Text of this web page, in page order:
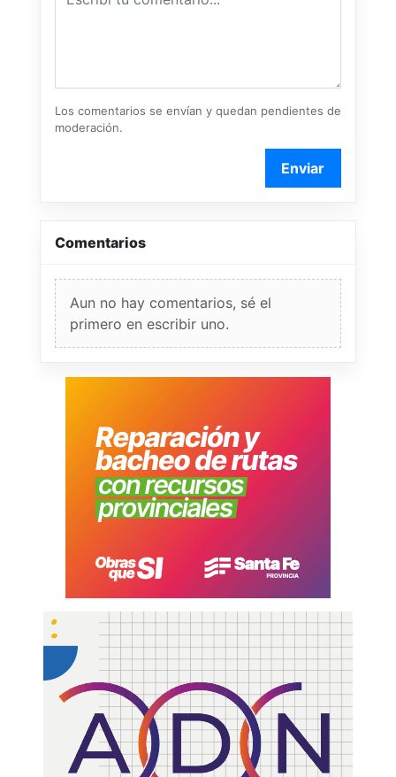
Los comentarios se envían y quedan pendientes de
moderación.
Enviar
Comentarios
Aun no hay comentarios, sé el
primero en escribir uno.